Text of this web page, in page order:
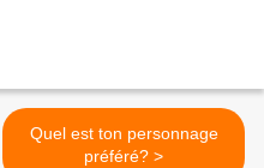
Quel est ton personnage
préféré? >